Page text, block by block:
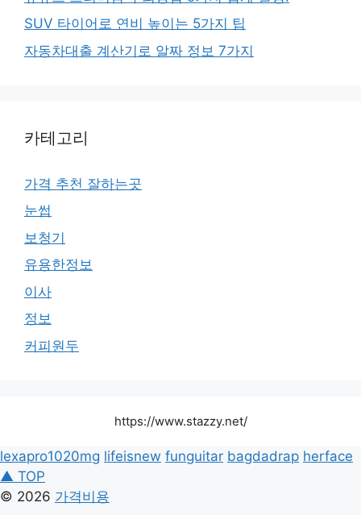
SUV 타이어로 연비 높이는 5가지 팁
자동차대출 계산기로 알짜 정보 7가지
카테고리
가격 추천 잘하는곳
눈썹
보청기
유용한정보
이사
정보
커피원두
https://www.stazzy.net/
lexapro1020mg lifeisnew funguitar bagdadrap herface
▲ TOP
© 2026 가격비용